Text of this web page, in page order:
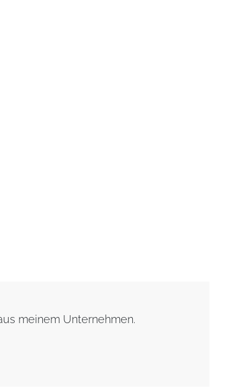
meinem Unternehmen.